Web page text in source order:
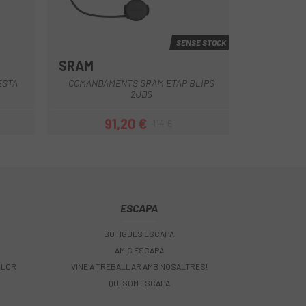
SENSE STOCK
SRAM
COMANDAMENTS SRAM ETAP BLIPS
2UDS
Preu
91,20 €Preu regular
ESCAPA
BOTIGUES ESCAPA
AMIC ESCAPA
VINE A TREBALLAR AMB NOSALTRES!
QUI SOM ESCAPA